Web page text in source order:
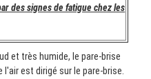
des signes de fatigue chez les
et très humide, le pare-brise
est dirigé sur le pare-brise.